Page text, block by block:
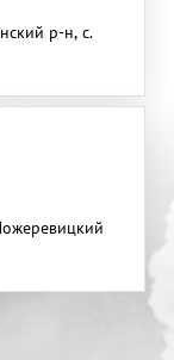
р-н, с.